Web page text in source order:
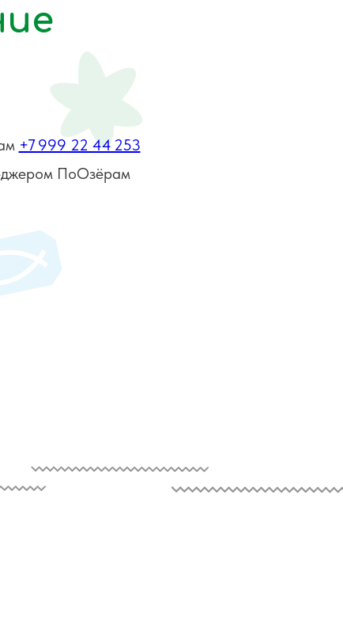
+7 999 22 44 253
ПоОзёрам